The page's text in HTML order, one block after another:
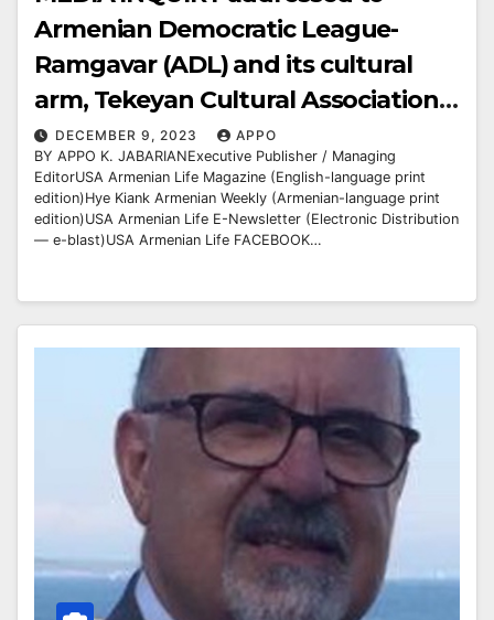
Armenian Democratic League-
Ramgavar (ADL) and its cultural
arm, Tekeyan Cultural Association
(TCA) and all the TCA/ADL-owned
media outlets
DECEMBER 9, 2023
APPO
BY APPO K. JABARIANExecutive Publisher / Managing
EditorUSA Armenian Life Magazine (English-language print
edition)Hye Kiank Armenian Weekly (Armenian-language print
edition)USA Armenian Life E-Newsletter (Electronic Distribution
— e-blast)USA Armenian Life FACEBOOK…